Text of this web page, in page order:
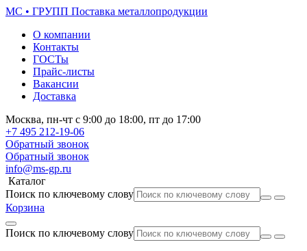
МС • ГРУПП Поставка металлопродукции
О компании
Контакты
ГОСТы
Прайс-листы
Вакансии
Доставка
Москва, пн-чт с 9:00 до 18:00, пт до 17:00
+7 495 212-19-06
Обратный звонок
Обратный звонок
info@ms-gp.ru
Каталог
Поиск по ключевому слову
Корзина
Поиск по ключевому слову